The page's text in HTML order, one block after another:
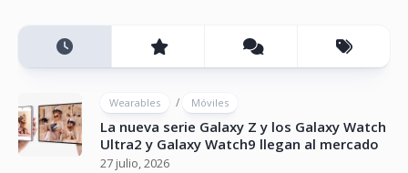
Wearables / Móviles
La nueva serie Galaxy Z y los Galaxy Watch
Ultra2 y Galaxy Watch9 llegan al mercado
27 julio, 2026